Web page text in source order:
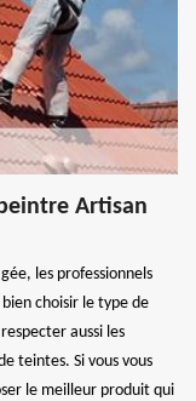
Artisan
les professionnels
choisir le type de
aussi les
teintes. Si vous vous
le meilleur produit qui